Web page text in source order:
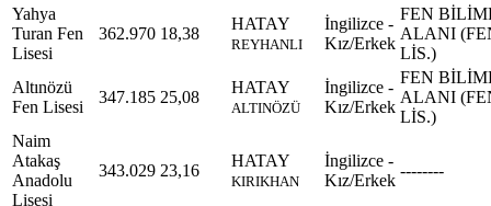
Yahya
Turan Fen
Lisesi
362.970 18,38
HATAY
REYHANLI
İngilizce -
Kız/Erkek
FEN
ALANI
LİS.)
Altınözü
Fen Lisesi
347.185 25,08
HATAY
ALTINÖZÜ
İngilizce -
Kız/Erkek
FEN
ALANI
LİS.)
Naim
Atakaş
Anadolu
Lisesi
343.029 23,16
HATAY
KIRIKHAN
İngilizce -
Kız/Erkek
--------